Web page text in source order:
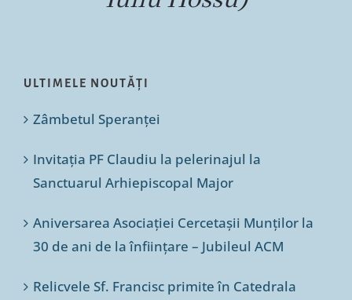
ULTIMELE NOUTĂȚI
Zâmbetul Speranței
Invitația PF Claudiu la pelerinajul la
Sanctuarul Arhiepiscopal Major
Aniversarea Asociației Cercetașii Munților la
30 de ani de la înființare – Jubileul ACM
Relicvele Sf. Francisc primite în Catedrala